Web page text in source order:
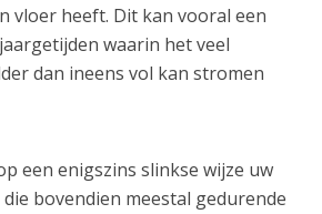
vloer heeft. Dit kan vooral een
waarin het veel
dan ineens vol kan stromen
een enigszins slinkse wijze uw
bovendien meestal gedurende